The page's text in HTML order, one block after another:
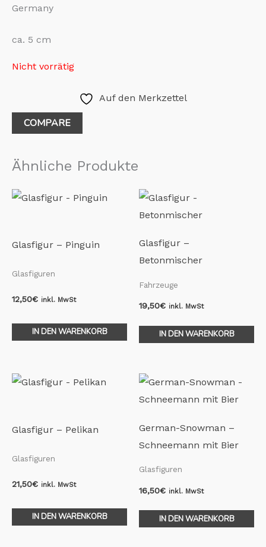
Germany
ca. 5 cm
Nicht vorrätig
Auf den Merkzettel
COMPARE
Ähnliche Produkte
Glasfigur – Pinguin
Glasfiguren
12,50€ inkl. MwSt
IN DEN WARENKORB
Glasfigur –
Betonmischer
Fahrzeuge
19,50€ inkl. MwSt
IN DEN WARENKORB
Glasfigur – Pelikan
Glasfiguren
21,50€ inkl. MwSt
IN DEN WARENKORB
German-Snowman –
Schneemann mit Bier
Glasfiguren
16,50€ inkl. MwSt
IN DEN WARENKORB